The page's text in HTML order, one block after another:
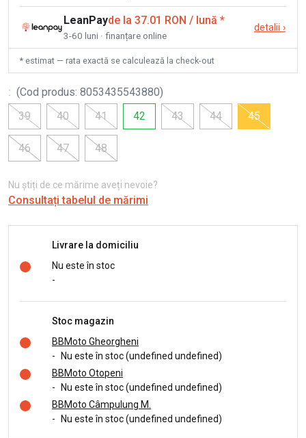
LeanPayde la 37.01 RON / lună *
3-60 luni · finanțare online
detalii ›
* estimat — rata exactă se calculează la check-out
: (Cod produs: 8053435543880)
39
40 41 42 43 44 45
46 47 48
Nu știți de ce mărime aveți nevoie?
Consultați tabelul de mărimi
Livrare la domiciliu
Nu este în stoc
-
Stoc magazin
BBMoto Gheorgheni
-
Nu este în stoc (undefined undefined)
BBMoto Otopeni
-
Nu este în stoc (undefined undefined)
BBMoto Câmpulung M.
-
Nu este în stoc (undefined undefined)